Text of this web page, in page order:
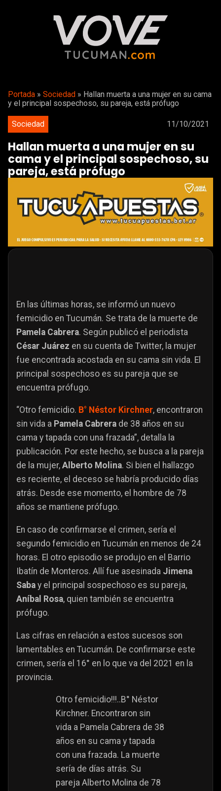
Portada » Sociedad » Hallan muerta a una mujer en su cama
y el principal sospechoso, su pareja, está prófugo
Sociedad 11/10/2021
Hallan muerta a una mujer en su
cama y el principal sospechoso, su
pareja, está prófugo
En las últimas horas, se informó un nuevo
femicidio en Tucumán. Se trata de la muerte de
Pamela Cabrera. Según publicó el periodista
César Juárez en su cuenta de Twitter, la mujer
fue encontrada acostada en su cama sin vida. El
principal sospechoso es su pareja que se
encuentra prófugo.
“Otro femicidio. B° Néstor Kirchner, encontraron
sin vida a Pamela Cabrera de 38 años en su
cama y tapada con una frazada”, detalla la
publicación. Por este hecho, se busca a la pareja
de la mujer, Alberto Molina. Si bien el hallazgo
es reciente, el deceso se habría producido días
atrás. Desde ese momento, el hombre de 78
años se mantiene prófugo.
En caso de confirmarse el crimen, sería el
segundo femicidio en Tucumán en menos de 24
horas. El otro episodio se produjo en el Barrio
Ibatín de Monteros. Allí fue asesinada Jimena
Saba y el principal sospechoso es su pareja,
Aníbal Rosa, quien también se encuentra
prófugo.
Las cifras en relación a estos sucesos son
lamentables en Tucumán. De confirmarse este
crimen, sería el 16° en lo que va del 2021 en la
provincia.
Otro femicidio!!!..B° Néstor
Kirchner. Encontraron sin
vida a Pamela Cabrera de 38
años en su cama y tapada
con una frazada. La muerte
sería de días atrás. Su
pareja Alberto Molina de 78